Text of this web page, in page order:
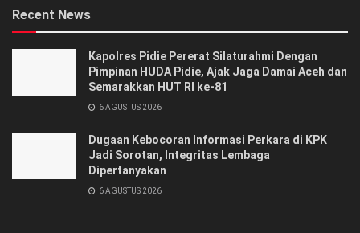
Recent News
‎‎Kapolres Pidie Pererat Silaturahmi Dengan
Pimpinan HUDA Pidie, Ajak Jaga Damai Aceh dan
Semarakkan HUT RI ke-81
6 AGUSTUS 2026
Dugaan Kebocoran Informasi Perkara di KPK
Jadi Sorotan, Integritas Lembaga
Dipertanyakan
6 AGUSTUS 2026